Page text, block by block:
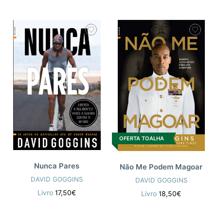
Nunca Pares
DAVID GOGGINS
Livro17,50€
OFERTA TOALHA
Não Me Podem Magoar
DAVID GOGGINS
Livro18,50€